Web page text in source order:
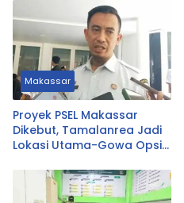
Makassar
Proyek PSEL Makassar
Dikebut, Tamalanrea Jadi
Lokasi Utama-Gowa Opsi